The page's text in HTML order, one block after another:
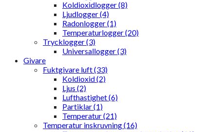
Koldioxidlogger (8)
Ljudlogger (4)
Radonlogger (1)
Temperaturlogger (20)
Trycklogger (3)
Universallogger (3)
Givare
Fuktgivare luft (33)
Koldioxid (2)
Ljus (2)
Lufthastighet (6)
Partiklar (1)
Temperatur (21)
Temperatur inskruvning (16)